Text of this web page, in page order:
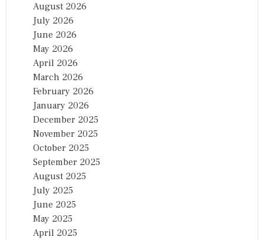
August 2026
July 2026
June 2026
May 2026
April 2026
March 2026
February 2026
January 2026
December 2025
November 2025
October 2025
September 2025
August 2025
July 2025
June 2025
May 2025
April 2025